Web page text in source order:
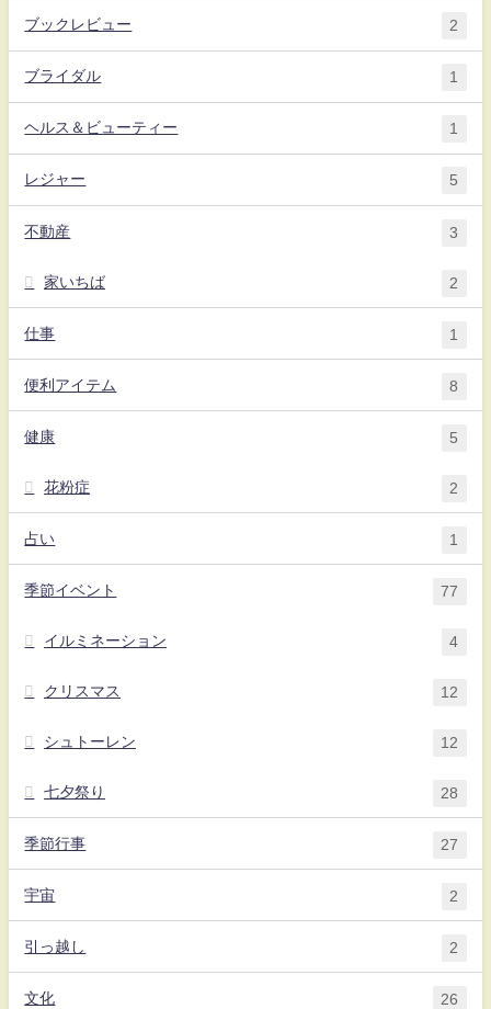
ブックレビュー 2
ブライダル 1
ヘルス＆ビューティー 1
レジャー 5
不動産 3
家いちば 2
仕事 1
便利アイテム 8
健康 5
花粉症 2
占い 1
季節イベント 77
イルミネーション 4
クリスマス 12
シュトーレン 12
七夕祭り 28
季節行事 27
宇宙 2
引っ越し 2
文化 26